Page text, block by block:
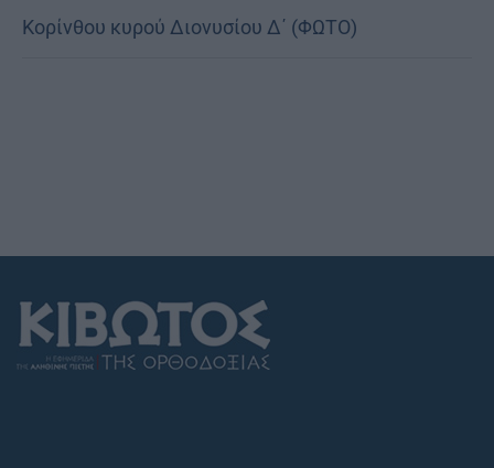
Κορίνθου κυρού Διονυσίου Δ΄ (ΦΩΤΟ)